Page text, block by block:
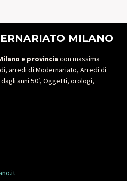
MILANO
e provincia con massima
arredi di Modernariato, Arredi di
anni 50′, Oggetti, orologi,